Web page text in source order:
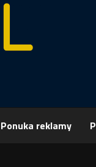
Ponuka reklamy